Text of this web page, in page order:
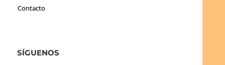
Contacto
SÍGUENOS